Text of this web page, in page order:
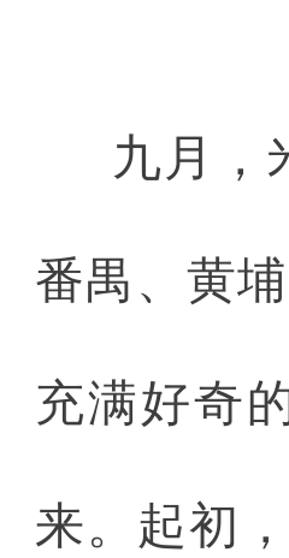
九月，
番禺、黄
充满好奇
来。起初